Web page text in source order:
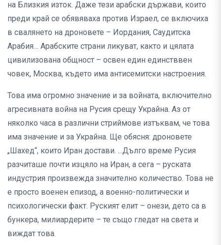
на Близкия изток. Даже тези арабски държави, които
преди край се обявяваха против Израел, се включиха
в свалянето на дроновете – Иордания, Саудитска
Арабия… Арабските страни ликуват, както и цялата
цивилизована общност – освен един единстввен
човек, Москва, където има антисемитски настроения.
Това има огромно значение и за войната, включително
агресивната война на Русия срещу Украйна. Аз от
няколко часа в различни стриймове изтъквам, че това
има значение и за Украйна. Ще обясня: дроновете
„Шахед“, които Иран достави. ...Дълго време Русия
разчиташе почти изцяло на Иран, а сега – руската
индустрия произвежда значително количество. Това не
е просто военен епизод, а военно-политически и
психологически факт. Руският елит – онези, дето са в
бункера, милиардерите – те също гледат на света и
виждат това.